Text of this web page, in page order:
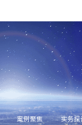
案例聚焦 实务探